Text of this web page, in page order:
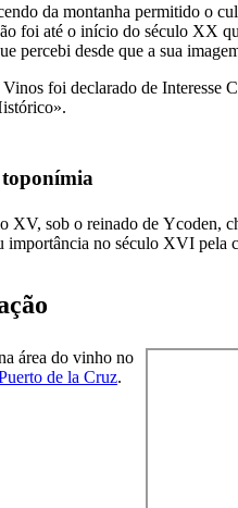
da montanha permitido o
foi até o início do século XX
percebi desde que a sua
Vinos foi declarado de Interesse
XV, sob o reinado de Ycoden,
importância no século XVI pela
área do vinho no
de la Cruz.